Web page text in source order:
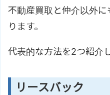
不動産買取と仲介以外
ります。
代表的な方法を2つ紹介し
リースバック